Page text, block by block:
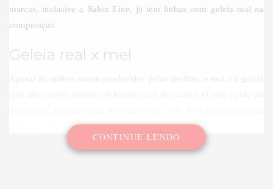
marcas, inclusive a Salon Line, já tem linhas com geleia real na
composição.
Geleia real x mel
de fato na nutri-reconstrução do cabelo.
CONTINUE LENDO